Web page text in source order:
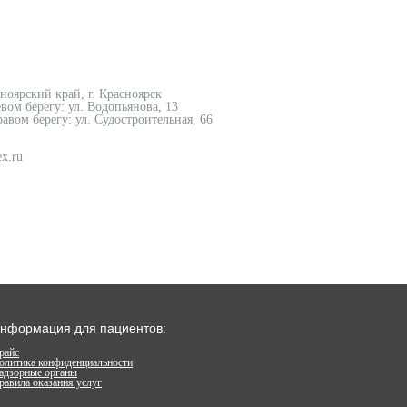
край, г. Красноярск
берегу: ул. Водопьянова, 13
берегу: ул. Судостроительная, 66
для пациентов:
конфиденциальности
органы
оказания услуг